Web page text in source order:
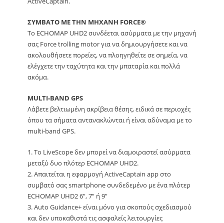
ΣΥΜΒΑΤΟ ΜΕ ΤΗΝ ΜΗΧΑΝΗ FORCE®
Το ECHOMAP UHD2 συνδέεται ασύρματα με την μηχανή
σας Force trolling motor για να δημιουργήσετε και να
ακολουθήσετε πορείες, να πλοηγηθείτε σε σημεία, να
ελέγχετε την ταχύτητα και την μπαταρία και πολλά
ακόμα.
MULTI-BAND GPS
Λάβετε βελτιωμένη ακρίβεια θέσης, ειδικά σε περιοχές
όπου τα σήματα αντανακλώνται ή είναι αδύναμα με το
multi-band GPS.
1. Το LiveScope δεν μπορεί να διαμοιραστεί ασύρματα
μεταξύ δυο πλότερ ECHOMAP UHD2.
2. Απαιτείται η εφαρμογή ActiveCaptain app στο
συμβατό σας smartphone συνδεδεμένο με ένα πλότερ
ECHOMAP UHD2 6”, 7” ή 9”
3. Auto Guidance+ είναι μόνο για σκοπούς σχεδιασμού
και δεν υποκαθιστά τις ασφαλείς λειτουργίες